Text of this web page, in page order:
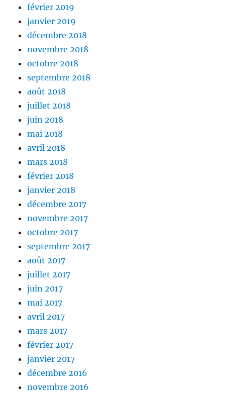
février 2019
janvier 2019
décembre 2018
novembre 2018
octobre 2018
septembre 2018
août 2018
juillet 2018
juin 2018
mai 2018
avril 2018
mars 2018
février 2018
janvier 2018
décembre 2017
novembre 2017
octobre 2017
septembre 2017
août 2017
juillet 2017
juin 2017
mai 2017
avril 2017
mars 2017
février 2017
janvier 2017
décembre 2016
novembre 2016